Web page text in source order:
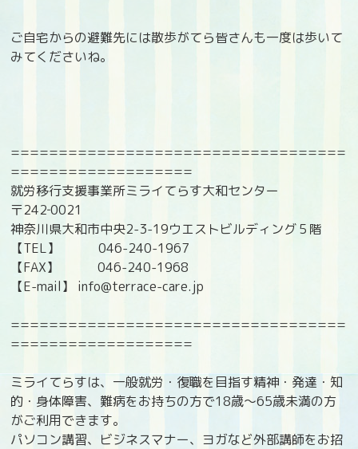
ご自宅からの避難先には散歩がてら皆さんも一度は歩いて
みてくださいね。
===================================
===================
就労移行支援事業所ミライてらす大和センター
〒242‐0021
神奈川県大和市中央2-3-19ウエストビルディング５階
【TEL】 046-240-1967
【FAX】 046-240-1968
【E-mail】 info@terrace-care.jp
===================================
===================
ミライてらすは、一般就労・復職を目指す精神・発達・知
的・身体障害、難病をお持ちの方で18歳〜65歳未満の方
がご利用できます。
パソコン講習、ビジネスマナー、ヨガなど外部講師をお招